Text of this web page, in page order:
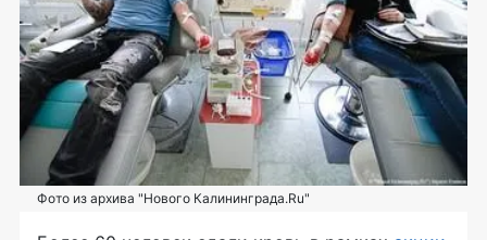
Фото из архива "Нового Калининграда.Ru"